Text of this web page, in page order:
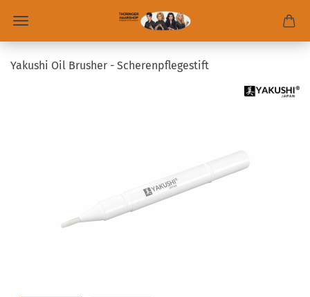
Yakushi Oil Brusher - Scherenpflegestift